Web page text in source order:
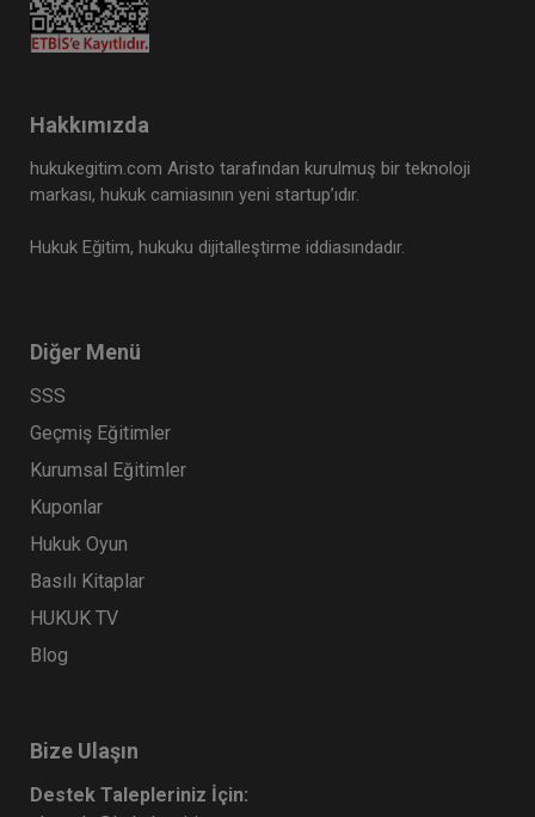
Hakkımızda
hukukegitim.com Aristo tarafından kurulmuş bir teknoloji
markası, hukuk camiasının yeni startup’ıdır.
Hukuk Eğitim, hukuku dijitalleştirme iddiasındadır.
Diğer Menü
SSS
Geçmiş Eğitimler
Kurumsal Eğitimler
Kuponlar
Hukuk Oyun
Basılı Kitaplar
HUKUK TV
Blog
Bize Ulaşın
Destek Talepleriniz İçin: